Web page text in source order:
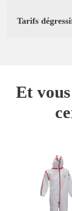
Tarifs
Et